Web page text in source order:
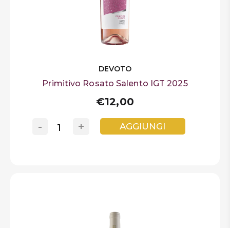
DEVOTO
Primitivo Rosato Salento IGT 2025
€12,00
+
- AGGIUNGI